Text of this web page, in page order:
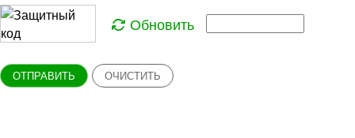
Обновить
ОТПРАВИТЬ ОЧИСТИТЬ